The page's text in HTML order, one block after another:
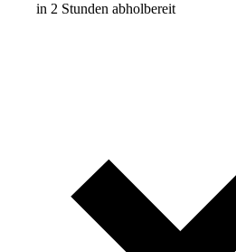
in 2 Stunden abholbereit